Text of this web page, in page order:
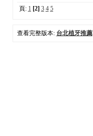
頁: 1 [2] 3 4 5
查看完整版本: 台北植牙推薦